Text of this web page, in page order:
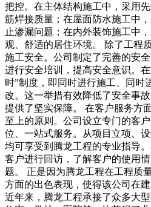
把控。在主体结构施工中，采用
筋焊接质量；在屋面防水施工中
止渗漏问题；在内外装饰施工中
观、舒适的居住环境。 除了工程
施工安全。公司制定了完善的安
进行安全培训，提高安全意识。
时”制度，即同时进行施工、同时
改。这一举措有效降低了安全事
提供了坚实保障。 在客户服务方
至上的原则。公司设立专门的客
位、一站式服务。从项目立项、
均可享受到腾龙工程的专业指导
客户进行回访，了解客户的使用
题。 正是因为腾龙工程在工程质
方面的出色表现，使得该公司在
近年来，腾龙工程承接了众多大